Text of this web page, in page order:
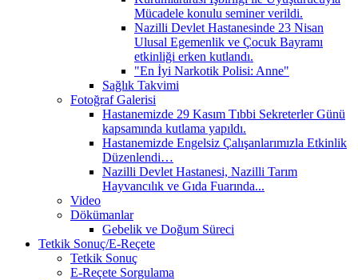
Mücadele konulu seminer verildi.
Nazilli Devlet Hastanesinde 23 Nisan
Ulusal Egemenlik ve Çocuk Bayramı
etkinliği erken kutlandı.
"En İyi Narkotik Polisi: Anne"
Sağlık Takvimi
Fotoğraf Galerisi
Hastanemizde 29 Kasım Tıbbi Sekreterler Günü
kapsamında kutlama yapıldı.
Hastanemizde Engelsiz Çalışanlarımızla Etkinlik
Düzenlendi…
Nazilli Devlet Hastanesi, Nazilli Tarım
Hayvancılık ve Gıda Fuarında...
Video
Dökümanlar
Gebelik ve Doğum Süreci
Tetkik Sonuç/E-Reçete
Tetkik Sonuç
E-Reçete Sorgulama